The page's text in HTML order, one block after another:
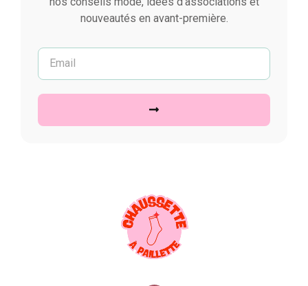
nouveautés en avant-première.